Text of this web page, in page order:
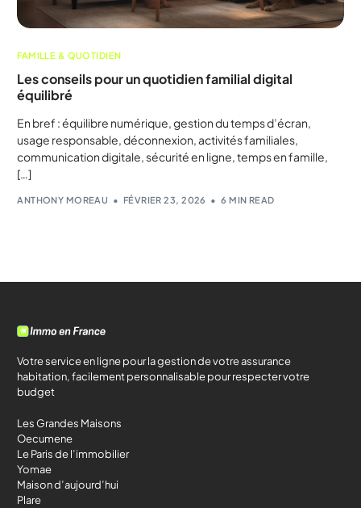
FAMILLE & QUOTIDIEN
Les conseils pour un quotidien familial digital
équilibré
En bref : équilibre numérique, gestion du temps d’écran,
usage responsable, déconnexion, activités familiales,
communication digitale, sécurité en ligne, temps en famille,
[…]
ANTHONY MOREAU FÉVRIER 23, 2026 6 MIN READ
Votre service en ligne pour la gestion de votre assurance
habitation, facilement personnalisable pour respecter votre
budget
Les Grandes Maisons
Oecumene
Le Paris de l’immobilier
Yomae
Maison d’aujourd’hui
Plare